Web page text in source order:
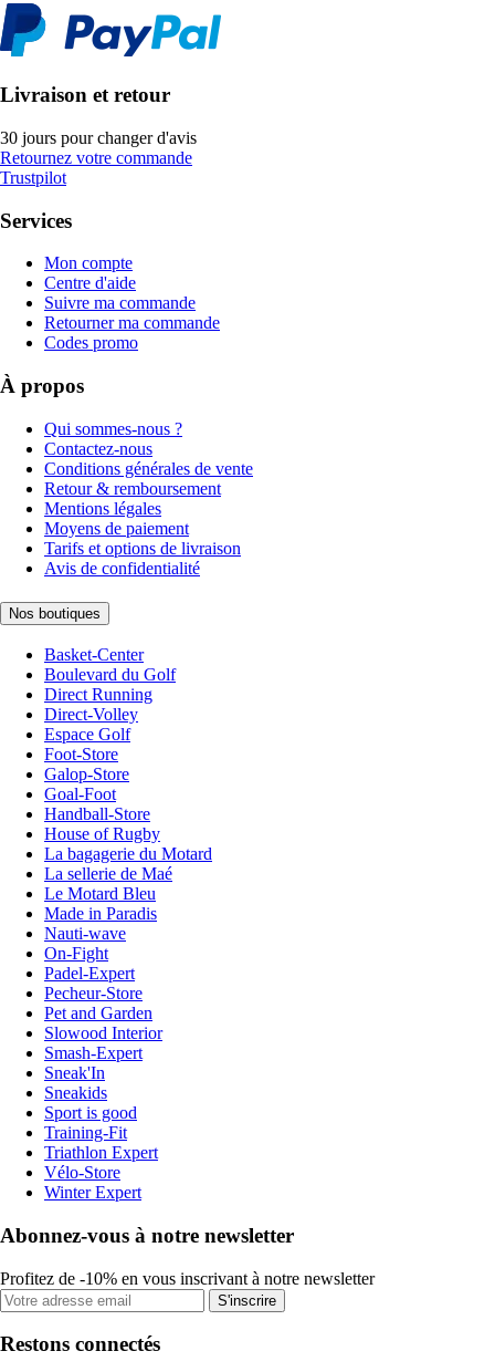
Livraison et retour
30 jours pour changer d'avis
Retournez votre commande
Trustpilot
Services
Mon compte
Centre d'aide
Suivre ma commande
Retourner ma commande
Codes promo
À propos
Qui sommes-nous ?
Contactez-nous
Conditions générales de vente
Retour & remboursement
Mentions légales
Moyens de paiement
Tarifs et options de livraison
Avis de confidentialité
Nos boutiques
Basket-Center
Boulevard du Golf
Direct Running
Direct-Volley
Espace Golf
Foot-Store
Galop-Store
Goal-Foot
Handball-Store
House of Rugby
La bagagerie du Motard
La sellerie de Maé
Le Motard Bleu
Made in Paradis
Nauti-wave
On-Fight
Padel-Expert
Pecheur-Store
Pet and Garden
Slowood Interior
Smash-Expert
Sneak'In
Sneakids
Sport is good
Training-Fit
Triathlon Expert
Vélo-Store
Winter Expert
Abonnez-vous à notre newsletter
Profitez de -10% en vous inscrivant à notre newsletter
S'inscrire
Restons connectés